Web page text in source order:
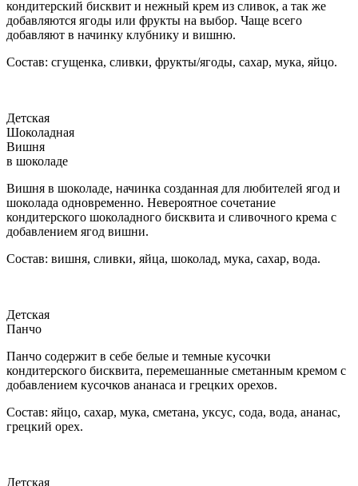
кондитерский бисквит и нежный крем из сливок, а так же
добавляются ягоды или фрукты на выбор. Чаще всего
добавляют в начинку клубнику и вишню.
Состав: сгущенка, сливки, фрукты/ягоды, сахар, мука, яйцо.
Детская
Шоколадная
Вишня
в шоколаде
Вишня в шоколаде, начинка созданная для любителей ягод и
шоколада одновременно. Невероятное сочетание
кондитерского шоколадного бисквита и сливочного крема с
добавлением ягод вишни.
Состав: вишня, сливки, яйца, шоколад, мука, сахар, вода.
Детская
Панчо
Панчо содержит в себе белые и темные кусочки
кондитерского бисквита, перемешанные сметанным кремом с
добавлением кусочков ананаса и грецких орехов.
Состав: яйцо, сахар, мука, сметана, уксус, сода, вода, ананас,
грецкий орех.
Детская